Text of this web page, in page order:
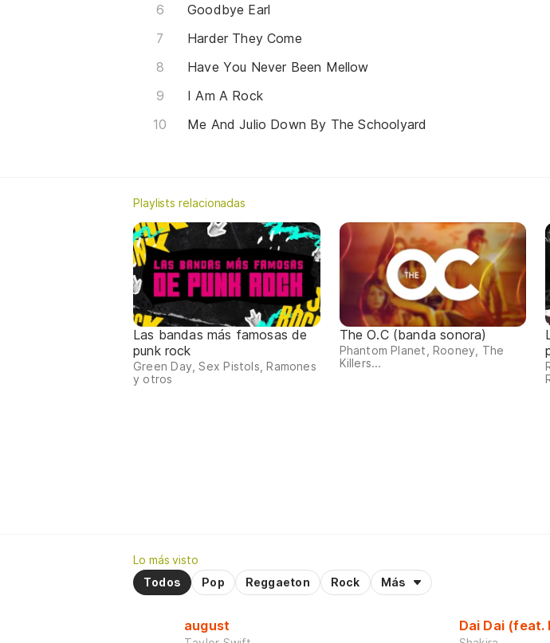
Goodbye Earl
Harder They Come
Have You Never Been Mellow
I Am A Rock
Me And Julio Down By The Schoolyard
Playlists relacionadas
Las bandas más famosas de
punk rock
Green Day, Sex Pistols, Ramones
y otros
The O.C (banda sonora)
Phantom Planet, Rooney, The
Killers...
Lo más visto
Todos
Pop Reggaeton Rock Más
august Dai Dai (feat.